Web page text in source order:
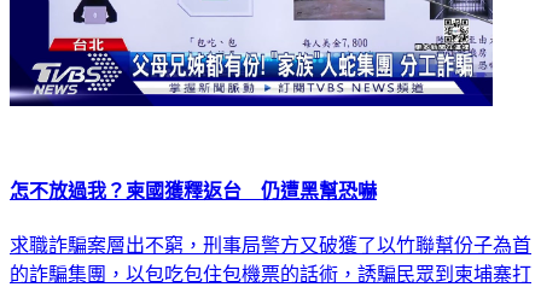
怎不放過我？柬國獲釋返台 仍遭黑幫恐嚇
求職詐騙案層出不窮，刑事局警方又破獲了以竹聯幫份子為首
的詐騙集團，以包吃包住包機票的話術，誘騙民眾到柬埔寨打